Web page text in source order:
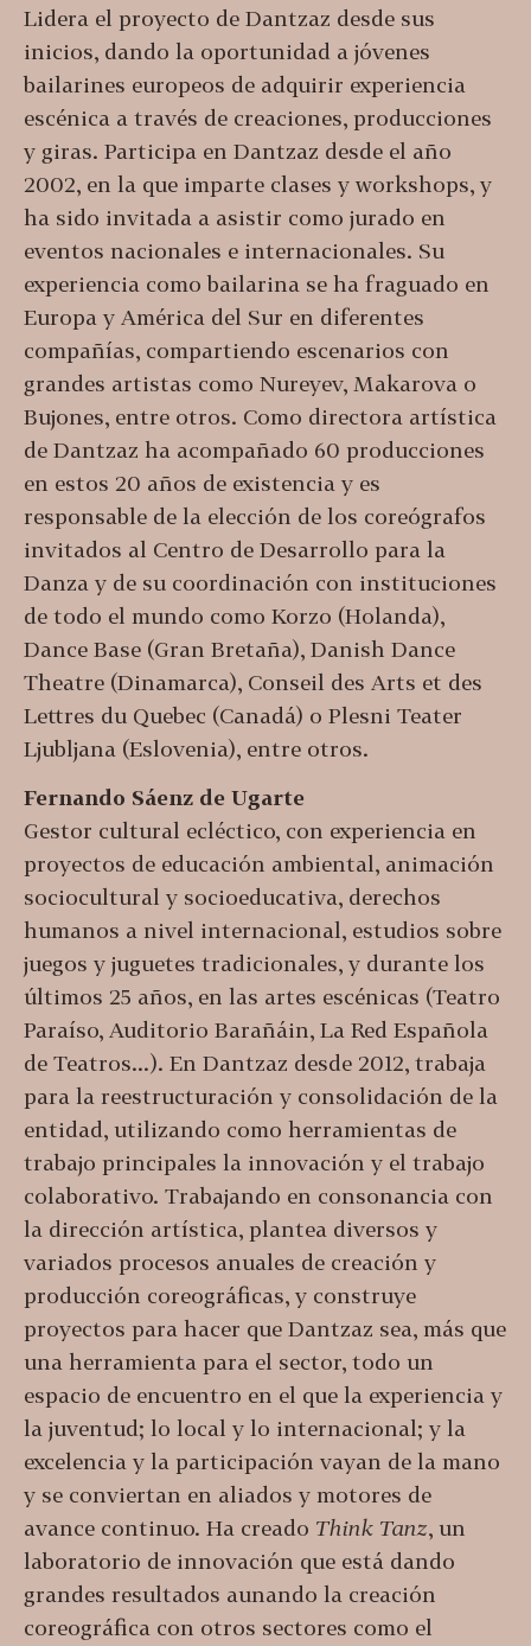
Lidera el proyecto de Dantzaz desde sus
inicios, dando la oportunidad a jóvenes
bailarines europeos de adquirir experiencia
escénica a través de creaciones, producciones
y giras. Participa en Dantzaz desde el año
2002, en la que imparte clases y workshops, y
ha sido invitada a asistir como jurado en
eventos nacionales e internacionales. Su
experiencia como bailarina se ha fraguado en
Europa y América del Sur en diferentes
compañías, compartiendo escenarios con
grandes artistas como Nureyev, Makarova o
Bujones, entre otros. Como directora artística
de Dantzaz ha acompañado 60 producciones
en estos 20 años de existencia y es
responsable de la elección de los coreógrafos
invitados al Centro de Desarrollo para la
Danza y de su coordinación con instituciones
de todo el mundo como Korzo (Holanda),
Dance Base (Gran Bretaña), Danish Dance
Theatre (Dinamarca), Conseil des Arts et des
Lettres du Quebec (Canadá) o Plesni Teater
Ljubljana (Eslovenia), entre otros.
Fernando Sáenz de Ugarte
Gestor cultural ecléctico, con experiencia en
proyectos de educación ambiental, animación
sociocultural y socioeducativa, derechos
humanos a nivel internacional, estudios sobre
juegos y juguetes tradicionales, y durante los
últimos 25 años, en las artes escénicas (Teatro
Paraíso, Auditorio Barañáin, La Red Española
de Teatros...). En Dantzaz desde 2012, trabaja
para la reestructuración y consolidación de la
entidad, utilizando como herramientas de
trabajo principales la innovación y el trabajo
colaborativo. Trabajando en consonancia con
la dirección artística, plantea diversos y
variados procesos anuales de creación y
producción coreográficas, y construye
proyectos para hacer que Dantzaz sea, más que
una herramienta para el sector, todo un
espacio de encuentro en el que la experiencia y
la juventud; lo local y lo internacional; y la
excelencia y la participación vayan de la mano
y se conviertan en aliados y motores de
avance continuo. Ha creado Think Tanz, un
laboratorio de innovación que está dando
grandes resultados aunando la creación
coreográfica con otros sectores como el